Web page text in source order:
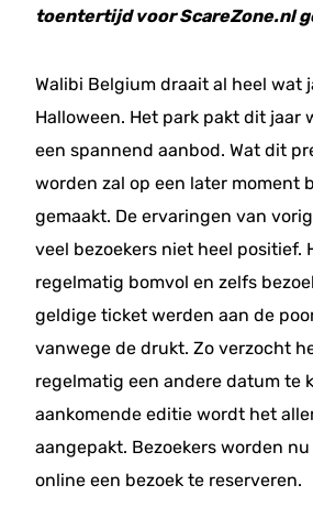
toentertijd voor ScareZone.nl
Walibi Belgium draait al heel wat
Halloween. Het park pakt dit jaar
een spannend aanbod. Wat dit
worden zal op een later moment
gemaakt. De ervaringen van
veel bezoekers niet heel positief.
regelmatig bomvol en zelfs
geldige ticket werden aan de
vanwege de drukt. Zo verzocht
regelmatig een andere datum te
aankomende editie wordt het
aangepakt. Bezoekers worden
online een bezoek te reserveren.